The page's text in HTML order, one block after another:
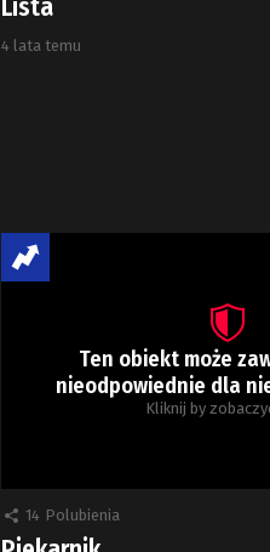
Lista
4 lata temu
Ten obiekt może
nieodpowiednie dla
Kliknij by
14 Polubienia